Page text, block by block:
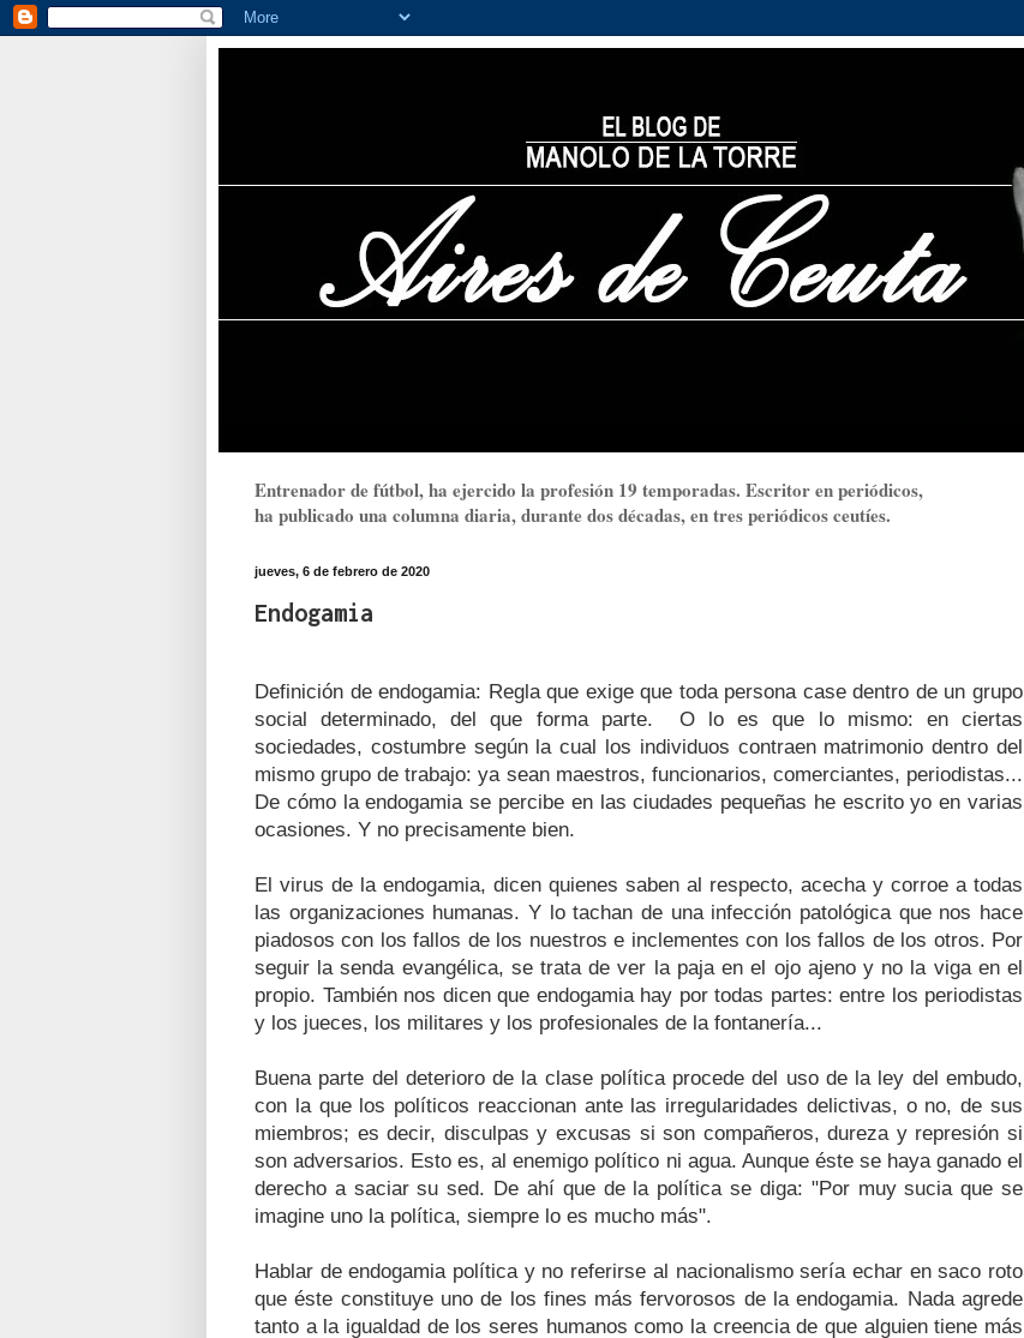
Entrenador de fútbol, ha ejercido la profesión 19 temporadas. Escritor en periódicos,
ha publicado una columna diaria, durante dos décadas, en tres periódicos ceutíes.
jueves, 6 de febrero de 2020
Endogamia
Definición de endogamia: Regla que exige que toda persona case dentro de un grupo
social determinado, del que forma parte. O lo es que lo mismo: en ciertas
sociedades, costumbre según la cual los individuos contraen matrimonio dentro del
mismo grupo de trabajo: ya sean maestros, funcionarios, comerciantes, periodistas...
De cómo la endogamia se percibe en las ciudades pequeñas he escrito yo en varias
ocasiones. Y no precisamente bien.
El virus de la endogamia, dicen quienes saben al respecto, acecha y corroe a todas
las organizaciones humanas. Y lo tachan de una infección patológica que nos hace
piadosos con los fallos de los nuestros e inclementes con los fallos de los otros. Por
seguir la senda evangélica, se trata de ver la paja en el ojo ajeno y no la viga en el
propio. También nos dicen que endogamia hay por todas partes: entre los periodistas
y los jueces, los militares y los profesionales de la fontanería...
Buena parte del deterioro de la clase política procede del uso de la ley del embudo,
con la que los políticos reaccionan ante las irregularidades delictivas, o no, de sus
miembros; es decir, disculpas y excusas si son compañeros, dureza y represión si
son adversarios. Esto es, al enemigo político ni agua. Aunque éste se haya ganado el
derecho a saciar su sed. De ahí que de la política se diga: "Por muy sucia que se
imagine uno la política, siempre lo es mucho más".
Hablar de endogamia política y no referirse al nacionalismo sería echar en saco roto
que éste constituye uno de los fines más fervorosos de la endogamia. Nada agrede
tanto a la igualdad de los seres humanos como la creencia de que alguien tiene más